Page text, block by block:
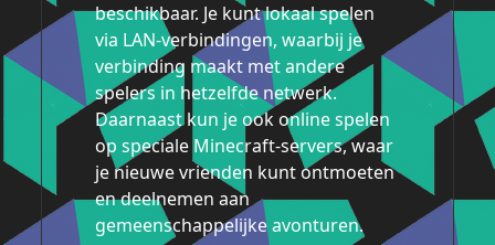
beschikbaar. Je kunt lokaal spelen
via LAN-verbindingen, waarbij je
verbinding maakt met andere
spelers in hetzelfde netwerk.
Daarnaast kun je ook online spelen
op speciale Minecraft-servers, waar
je nieuwe vrienden kunt ontmoeten
en deelnemen aan
gemeenschappelijke avonturen.